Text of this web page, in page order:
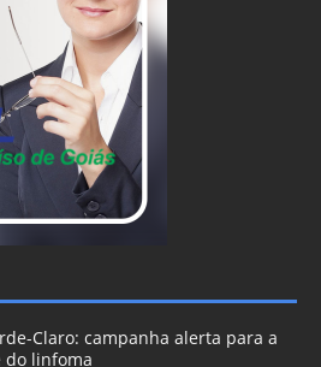
Claro: campanha alerta para a
do linfoma